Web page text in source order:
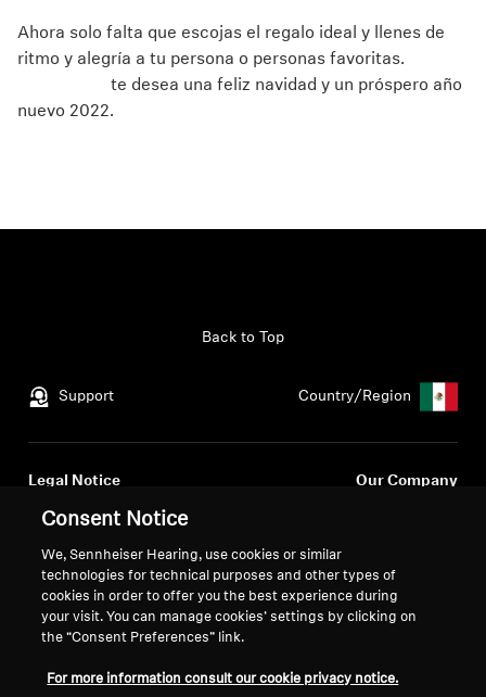
Ahora solo falta que escojas el regalo ideal y llenes de
ritmo y alegría a tu persona o personas favoritas.
te desea una feliz navidad y un próspero año
nuevo 2022.
Support
Back to Top
Country/Region
Legal Notice
Global Privacy Policy
Coordinated Vulnerability
Disclosure Policy
Warranty Conditions
Our Company
Newsroom
Consent Notice
We, Sennheiser Hearing, use cookies or similar
technologies for technical purposes and other types of
cookies in order to offer you the best experience during
your visit. You can manage cookies’ settings by clicking on
the “Consent Preferences” link.
For more information consult our cookie privacy notice.